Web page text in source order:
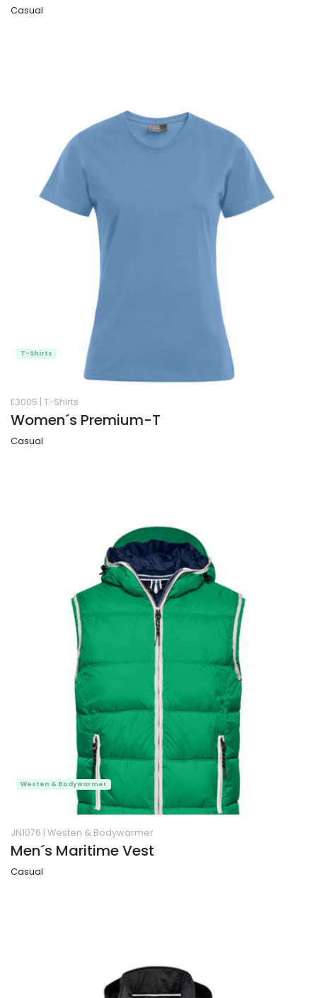
Casual
E3005 | T-Shirts
Women´s Premium-T
Casual
T-Shirts
JN1076 | Westen & Bodywarmer
Men´s Maritime Vest
Casual
Westen & Bodywarmer